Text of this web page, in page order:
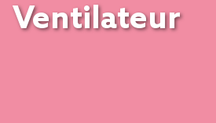
Ventilateur